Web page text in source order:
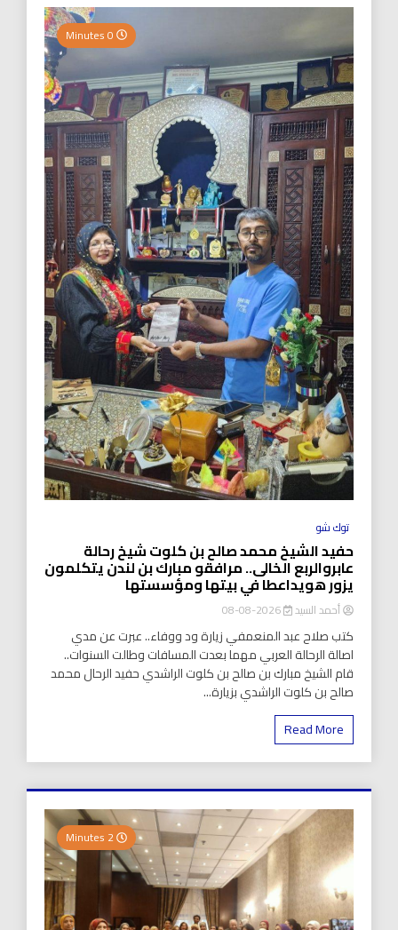
توك شو
حفيد الشيخ محمد صالح بن كلوت شيخ رحالة
عابروالربع الخالى.. مرافقو مبارك بن لندن يتكلمون
يزور هويداعطا في بيتها ومؤسستها
أحمد السيد 2026-08-08
كتب صلاح عبد المنعمفي زيارة ود ووفاء.. عبرت عن مدي
اصالة الرحالة العربي مهما بعدت المسافات وطالت السنوات..
قام الشيخ مبارك بن صالح بن كلوت الراشدي حفيد الرحال محمد
صالح بن كلوت الراشدي بزيارة...
Read More